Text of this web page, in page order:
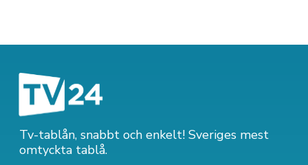
Tv-tablån, snabbt och enkelt! Sveriges mest
omtyckta tablå.